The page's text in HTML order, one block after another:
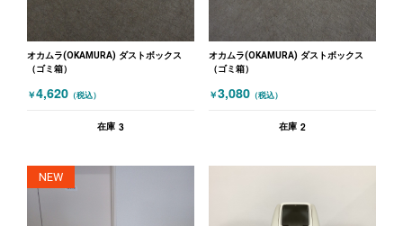
オカムラ(OKAMURA) ダストボックス
（ゴミ箱）
￥4,620 （税込）
在庫 3
オカムラ(OKAMURA) ダストボックス
（ゴミ箱）
￥3,080 （税込）
在庫 2
NEW